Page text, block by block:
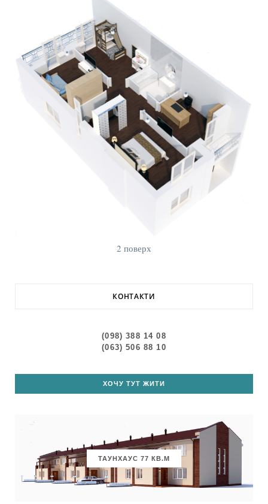
2 поверх
КОНТАКТИ
(098) 388 14 08
(063) 506 88 10
ХОЧУ ТУТ ЖИТИ
ТАУНХАУС 77 КВ.М